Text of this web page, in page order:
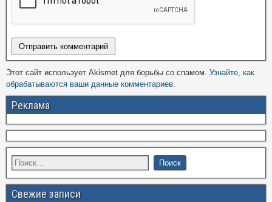
Этот сайт использует Akismet для борьбы со спамом. Узнайте, как
обрабатываются ваши данные комментариев.
Реклама
Свежие записи